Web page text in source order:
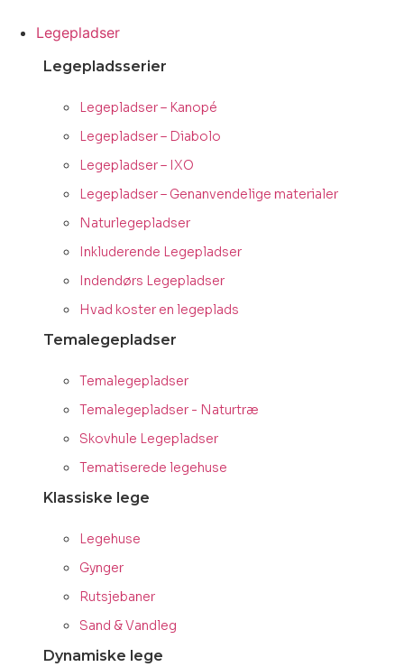
Legepladser
Legepladsserier
Legepladser – Kanopé
Legepladser – Diabolo
Legepladser – IXO
Legepladser – Genanvendelige materialer
Naturlegepladser
Inkluderende Legepladser
Indendørs Legepladser
Hvad koster en legeplads
Temalegepladser
Temalegepladser
Temalegepladser - Naturtræ
Skovhule Legepladser
Tematiserede legehuse
Klassiske lege
Legehuse
Gynger
Rutsjebaner
Sand & Vandleg
Dynamiske lege